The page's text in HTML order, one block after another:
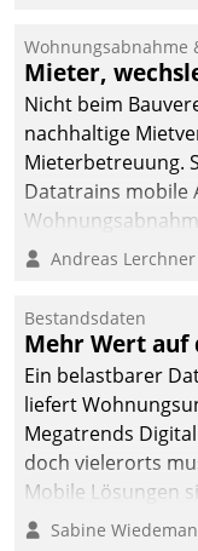
und Beschwerde-
ein.
Wohnungsabnahme
Mieter,
Nicht beim
nachhaltige
Mieterbetreuung.
Datatrains mobile
Mieter
Andreas Lerchner
Bestandsdaten
Mehr Wert auf
Ein belastbarer
liefert
Megatrends
doch vielerorts
Mobile Lösungen
Sabine